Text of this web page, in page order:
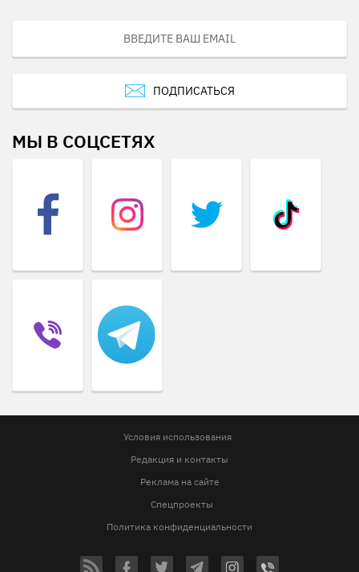
ПОДПИСАТЬСЯ
МЫ В СОЦСЕТЯХ
Условия использования
Редакция и контакты
Реклама на сайте
Спецпроекты
Политика конфиденциальности